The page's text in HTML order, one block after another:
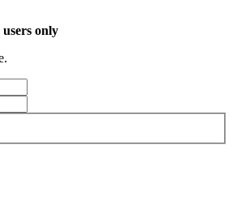
only